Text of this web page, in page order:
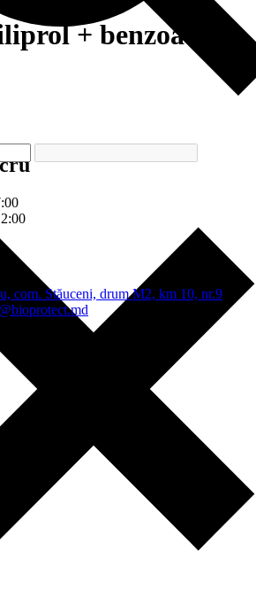
+ benzoat de
com. Stăuceni, drum M2, km 10, nr.9